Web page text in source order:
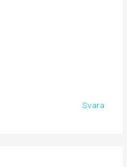
Svara